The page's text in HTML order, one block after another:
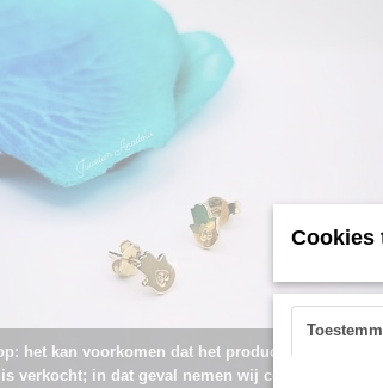
het kan voorkomen dat het product onlangs in de
verkocht; in dat geval nemen wij contact met u op.
Cookies